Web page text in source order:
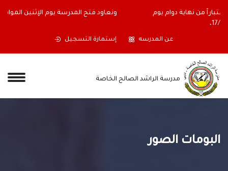
أولياء الأمور الكرام ستغلق المدرسة أبوابها اعتباراً من نهاية دوام يوم
عن المدرسه إستمارة التسجيل
مدرسة الراشد الصالح الخاصة
البومات الصور